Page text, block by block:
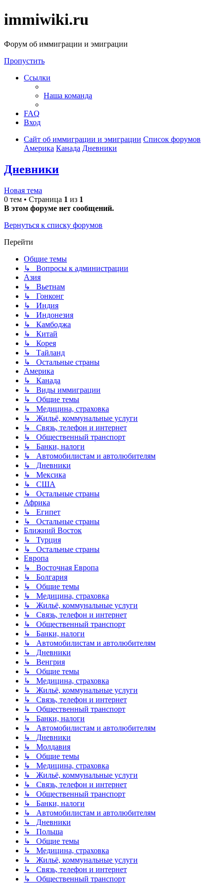
immiwiki.ru
Форум об иммиграции и эмиграции
Пропустить
Ссылки
Наша команда
FAQ
Вход
Сайт об иммиграции и эмиграции Список форумов
Америка Канада Дневники
Дневники
Новая тема
0 тем • Страница 1 из 1
В этом форуме нет сообщений.
Вернуться к списку форумов
Перейти
Общие темы
↳ Вопросы к администрации
Азия
↳ Вьетнам
↳ Гонконг
↳ Индия
↳ Индонезия
↳ Камбоджа
↳ Китай
↳ Корея
↳ Тайланд
↳ Остальные страны
Америка
↳ Канада
↳ Виды иммиграции
↳ Общие темы
↳ Медицина, страховка
↳ Жильё, коммунальные услуги
↳ Связь, телефон и интернет
↳ Общественный транспорт
↳ Банки, налоги
↳ Автомобилистам и автолюбителям
↳ Дневники
↳ Мексика
↳ США
↳ Остальные страны
Африка
↳ Египет
↳ Остальные страны
Ближний Восток
↳ Турция
↳ Остальные страны
Европа
↳ Восточная Европа
↳ Болгария
↳ Общие темы
↳ Медицина, страховка
↳ Жильё, коммунальные услуги
↳ Связь, телефон и интернет
↳ Общественный транспорт
↳ Банки, налоги
↳ Автомобилистам и автолюбителям
↳ Дневники
↳ Венгрия
↳ Общие темы
↳ Медицина, страховка
↳ Жильё, коммунальные услуги
↳ Связь, телефон и интернет
↳ Общественный транспорт
↳ Банки, налоги
↳ Автомобилистам и автолюбителям
↳ Дневники
↳ Молдавия
↳ Общие темы
↳ Медицина, страховка
↳ Жильё, коммунальные услуги
↳ Связь, телефон и интернет
↳ Общественный транспорт
↳ Банки, налоги
↳ Автомобилистам и автолюбителям
↳ Дневники
↳ Польша
↳ Общие темы
↳ Медицина, страховка
↳ Жильё, коммунальные услуги
↳ Связь, телефон и интернет
↳ Общественный транспорт